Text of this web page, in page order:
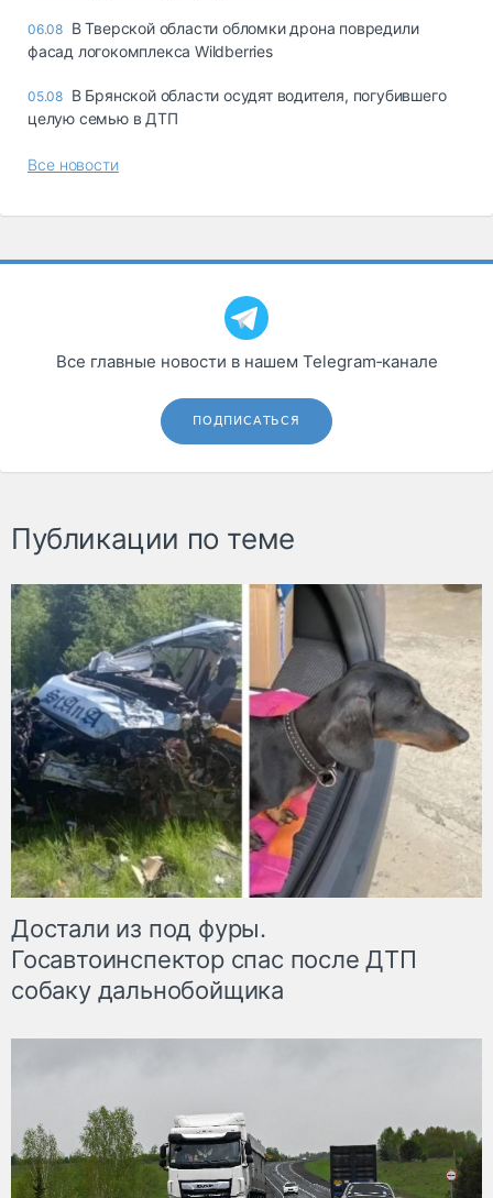
06.08 В Тверской области обломки дрона повредили
фасад логокомплекса Wildberries
05.08 В Брянской области осудят водителя, погубившего
целую семью в ДТП
Все новости
Все главные новости в нашем Telegram‑канале
ПОДПИСАТЬСЯ
Публикации по теме
Достали из под фуры.
Госавтоинспектор спас после ДТП
собаку дальнобойщика